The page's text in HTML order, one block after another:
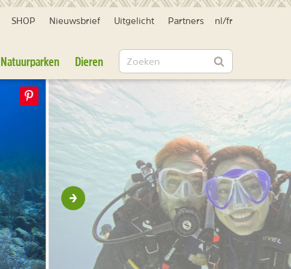
SHOP Nieuwsbrief Uitgelicht Partners nl /fr
Natuurparken Dieren Zoeken
Zoeken
Volgende